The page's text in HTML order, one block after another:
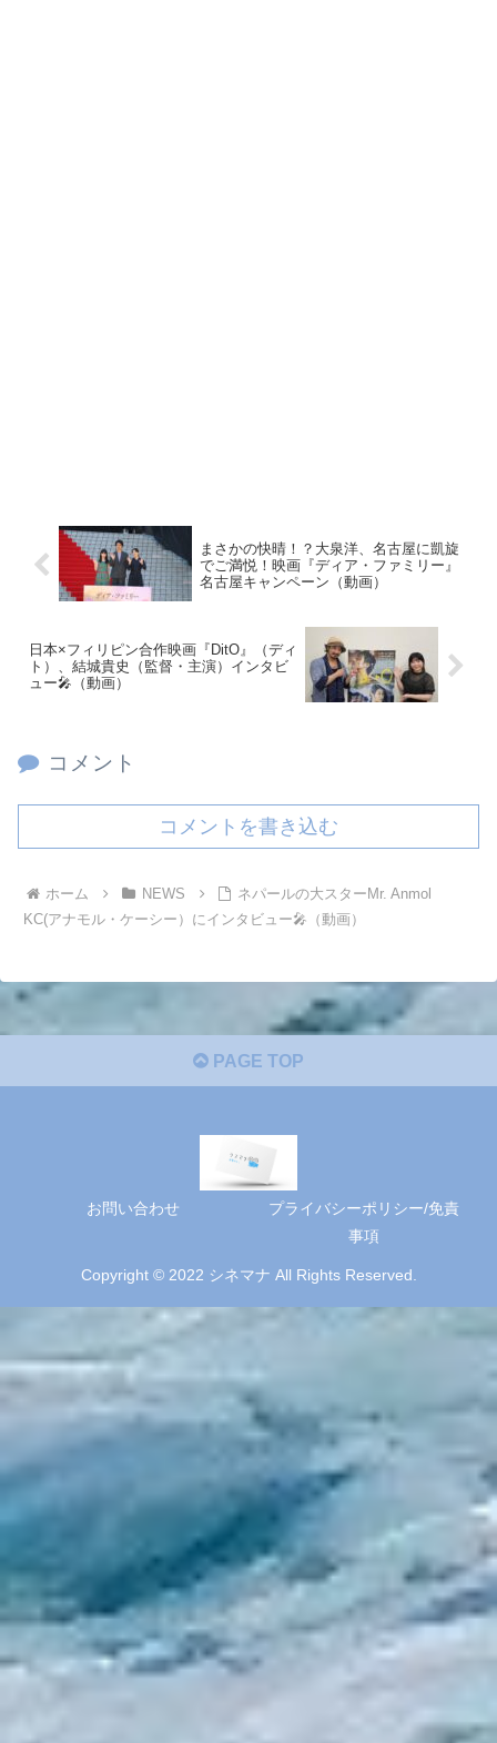
まさかの快晴！？大泉洋、名古屋に凱旋
でご満悦！映画『ディア・ファミリー』
名古屋キャンペーン（動画）
日本×フィリピン合作映画『DitO』（ディ
ト）、結城貴史（監督・主演）インタビ
ュー🎤（動画）
コメント
コメントを書き込む
ホーム NEWS
ネパールの大スターMr. Anmol
KC(アナモル・ケーシー）にインタビュー🎤（動画）
PAGE TOP
お問い合わせ
プライバシーポリシー/免責
事項
Copyright © 2022 シネマナ All Rights Reserved.